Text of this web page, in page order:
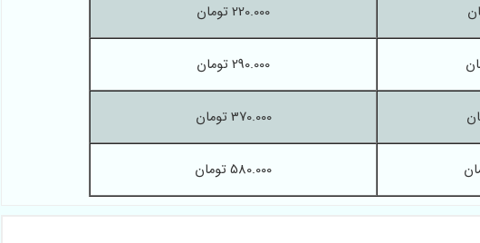
220.000 تومان
290.000 تومان
370.000 تومان
580.000 تومان